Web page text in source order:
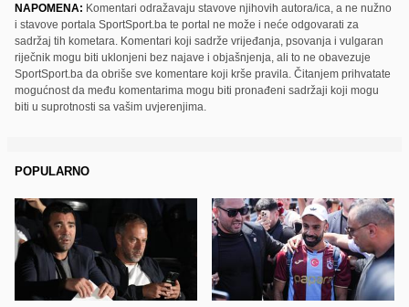
NAPOMENA: Komentari odražavaju stavove njihovih autora/ica, a ne nužno
i stavove portala SportSport.ba te portal ne može i neće odgovarati za
sadržaj tih kometara. Komentari koji sadrže vrijeđanja, psovanja i vulgaran
riječnik mogu biti uklonjeni bez najave i objašnjenja, ali to ne obavezuje
SportSport.ba da obriše sve komentare koji krše pravila. Čitanjem prihvatate
mogućnost da među komentarima mogu biti pronađeni sadržaji koji mogu
biti u suprotnosti sa vašim uvjerenjima.
POPULARNO